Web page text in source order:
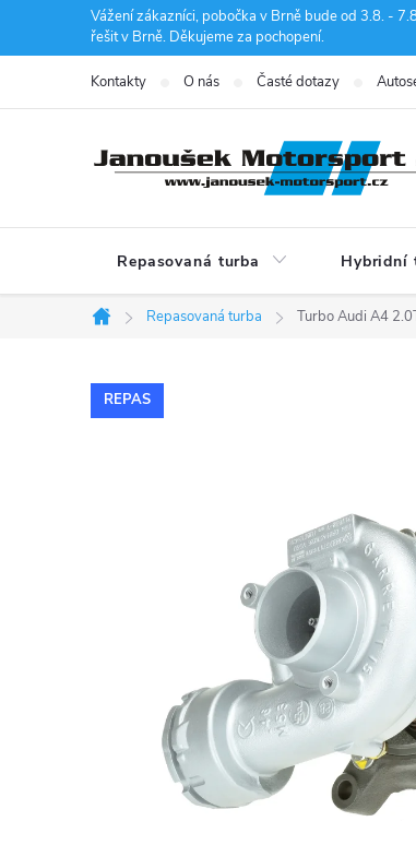
Vážení zákazníci, pobočka v Brně bude od 3.8. -
řešit v Brně. Děkujeme za pochopení.
Kontakty O nás Časté dotazy
Repasovaná turba Hybridní
Domů
Repasovaná turba Turbo Audi A4
REPAS